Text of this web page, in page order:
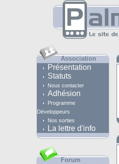
Association
Présentation
Statuts
Nous contacter
Adhésion
Programme
Développeurs
Nos sorties
La lettre d'info
Forum